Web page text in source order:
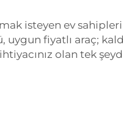
isteyen ev
fiyatlı araç;
olan tek